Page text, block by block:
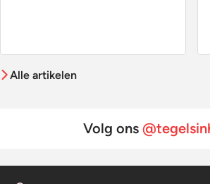
vastgezet moet namelijk vaak
Alle artikelen
Volg ons